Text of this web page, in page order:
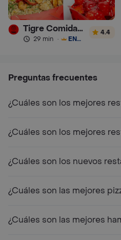
Tigre Comida China
29 min · ENVÍO GRATIS
4.4
Preguntas frecuentes
¿Cuáles son los mejores
¿Cuáles son los mejores
¿Cuáles son los nuevos
¿Cuáles son las mejores
¿Cuáles son las mejores